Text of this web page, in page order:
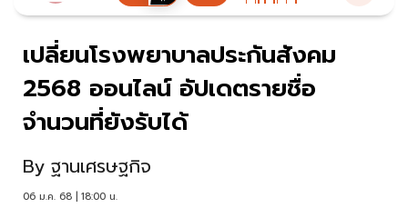
เปลี่ยนโรงพยาบาลประกันสังคม
2568 ออนไลน์ อัปเดตรายชื่อ
จำนวนที่ยังรับได้
By ฐานเศรษฐกิจ
06 ม.ค. 68 | 18:00 น.